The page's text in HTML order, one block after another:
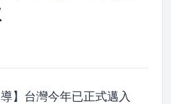
】台灣今年已正式邁入